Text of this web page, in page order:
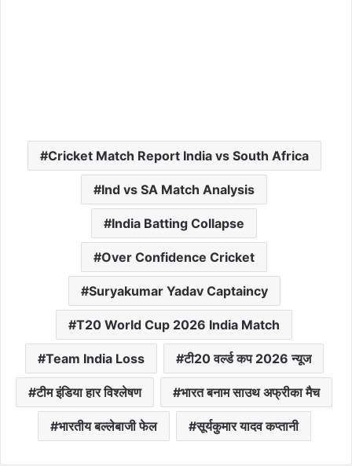
Cricket Match Report India vs South Africa
Ind vs SA Match Analysis
India Batting Collapse
Over Confidence Cricket
Suryakumar Yadav Captaincy
T20 World Cup 2026 India Match
Team India Loss टी20 वर्ल्ड कप 2026 न्यूज
टीम इंडिया हार विश्लेषण भारत बनाम साउथ अफ्रीका मैच
भारतीय बल्लेबाजी फेल सूर्यकुमार यादव कप्तानी